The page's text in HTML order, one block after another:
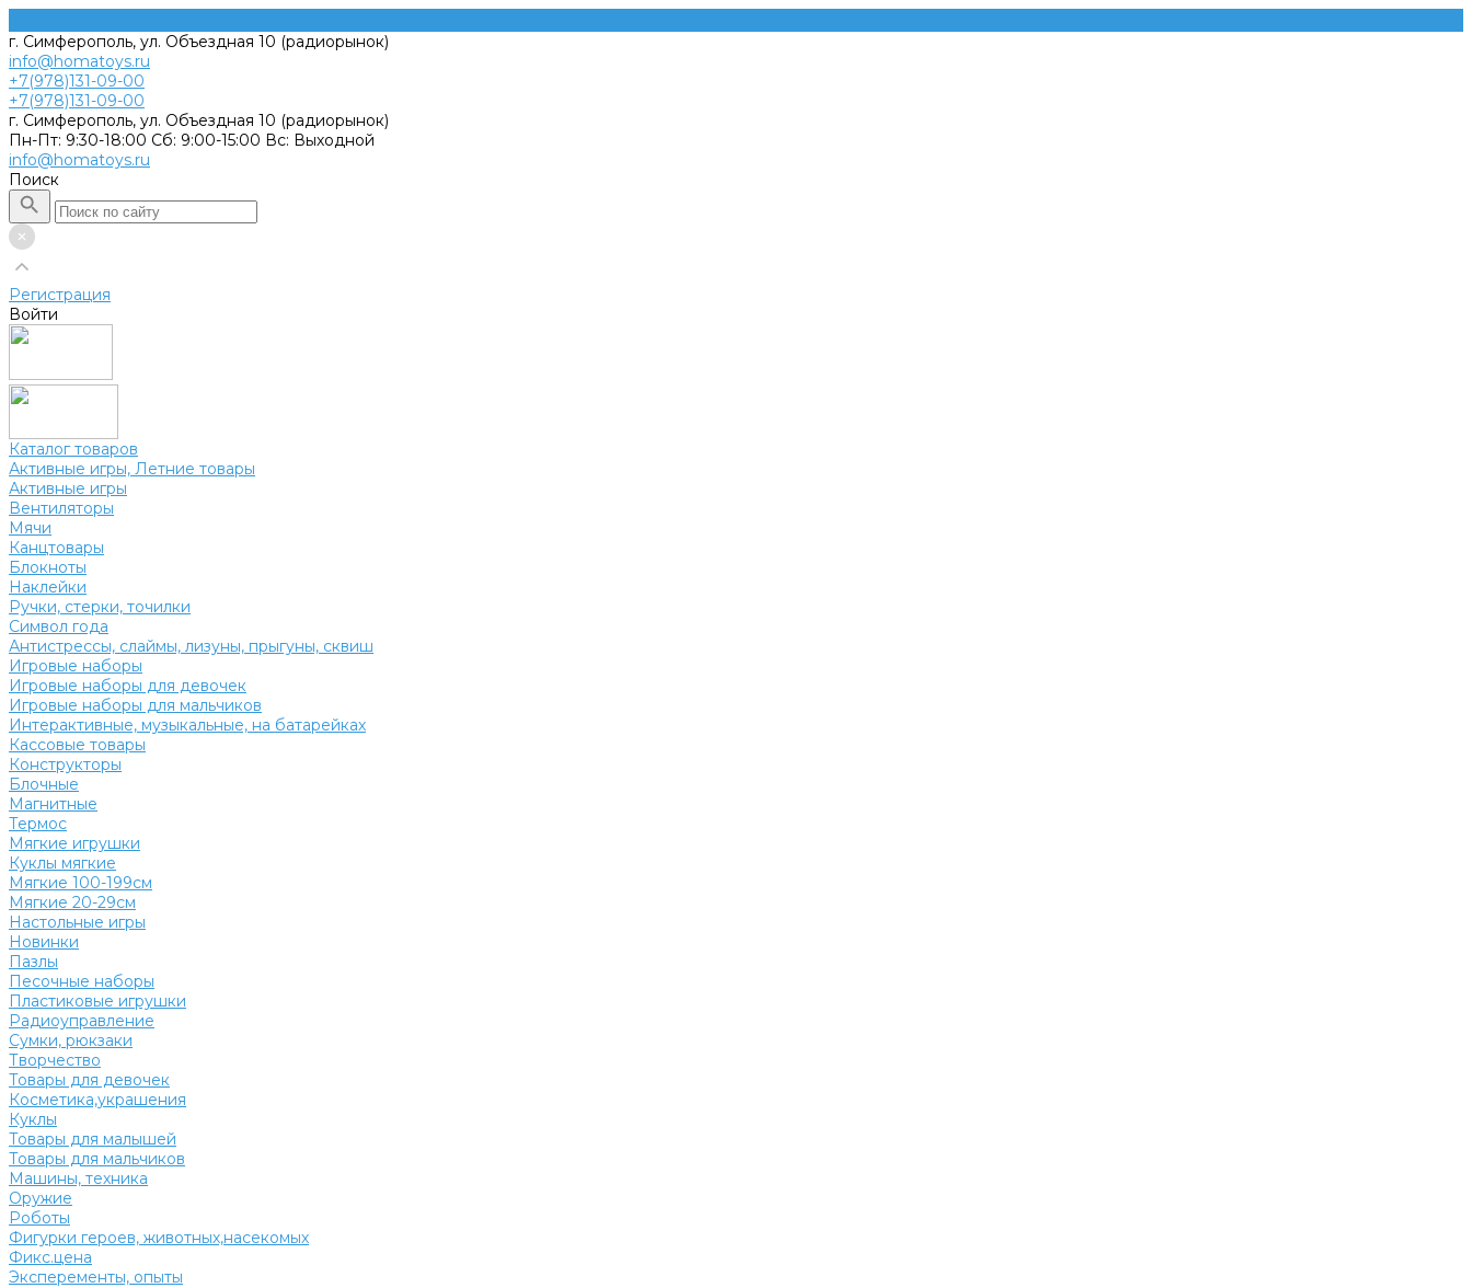
г. Симферополь, ул. Объездная 10 (радиорынок)
info@homatoys.ru
+7(978)131-09-00
+7(978)131-09-00
г. Симферополь, ул. Объездная 10 (радиорынок)
Пн-Пт: 9:30-18:00 Cб: 9:00-15:00 Вс: Выходной
info@homatoys.ru
Поиск
Регистрация
Войти
Каталог товаров
Активные игры, Летние товары
Активные игры
Вентиляторы
Мячи
Канцтовары
Блокноты
Наклейки
Ручки, стерки, точилки
Символ года
Антистрессы, слаймы, лизуны, прыгуны, сквиш
Игровые наборы
Игровые наборы для девочек
Игровые наборы для мальчиков
Интерактивные, музыкальные, на батарейках
Кассовые товары
Конструкторы
Блочные
Магнитные
Термос
Мягкие игрушки
Куклы мягкие
Мягкие 100-199см
Мягкие 20-29см
Настольные игры
Новинки
Пазлы
Песочные наборы
Пластиковые игрушки
Радиоуправление
Сумки, рюкзаки
Творчество
Товары для девочек
Косметика,украшения
Куклы
Товары для малышей
Товары для мальчиков
Машины, техника
Оружие
Роботы
Фигурки героев, животных,насекомых
Фикс.цена
Эксперементы, опыты